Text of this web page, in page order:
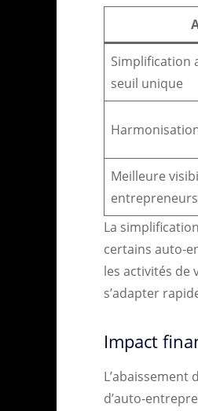
Simplification
seuil unique
Meilleure
entrepreneurs
La
certains auto-
les activités
s’adapter
Impact
d’auto-